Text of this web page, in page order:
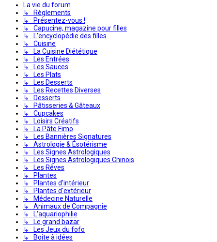
La vie du forum
↳ Règlements
↳ Présentez-vous !
↳ Capucine, magazine pour filles
↳ L'encyclopédie des filles
↳ Cuisine
↳ La Cuisine Diététique
↳ Les Entrées
↳ Les Sauces
↳ Les Plats
↳ Les Desserts
↳ Les Recettes Diverses
↳ Desserts
↳ Pâtisseries & Gâteaux
↳ Cupcakes
↳ Loisirs Créatifs
↳ La Pâte Fimo
↳ Les Bannières Signatures
↳ Astrologie & Ésotérisme
↳ Les Signes Astrologiques
↳ Les Signes Astrologiques Chinois
↳ Les Rêves
↳ Plantes
↳ Plantes d'intérieur
↳ Plantes d'extérieur
↳ Médecine Naturelle
↳ Animaux de Compagnie
↳ L'aquariophilie
↳ Le grand bazar
↳ Les Jeux du fofo
↳ Boite à idées